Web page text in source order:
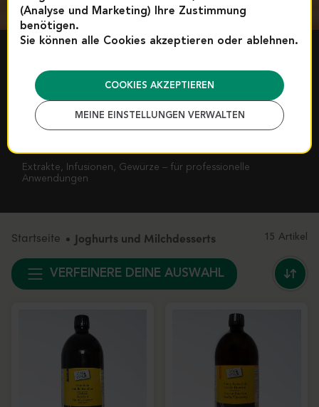
(Analyse und Marketing) Ihre Zustimmung
benötigen.
Sie können alle Cookies akzeptieren oder ablehnen.
COOKIES AKZEPTIEREN
MEINE EINSTELLUNGEN VERWALTEN
JOGHURTS UND
MILCHDESSERTS
Cotta
Extrakte, Infusionen, Gewürze – für professionelle
Anwendungen
Startseite Joghurts und Milchdesserts 15 Artikel
VERFEINERE DEINE AUSWAHL